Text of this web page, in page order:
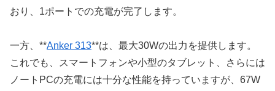
おり、1ポートでの充電が完了します。
一方、**Anker 313**は、最大30Wの出力を提供します。
これでも、スマートフォンや小型のタブレット、さらには
ノートPCの充電には十分な性能を持っていますが、67W